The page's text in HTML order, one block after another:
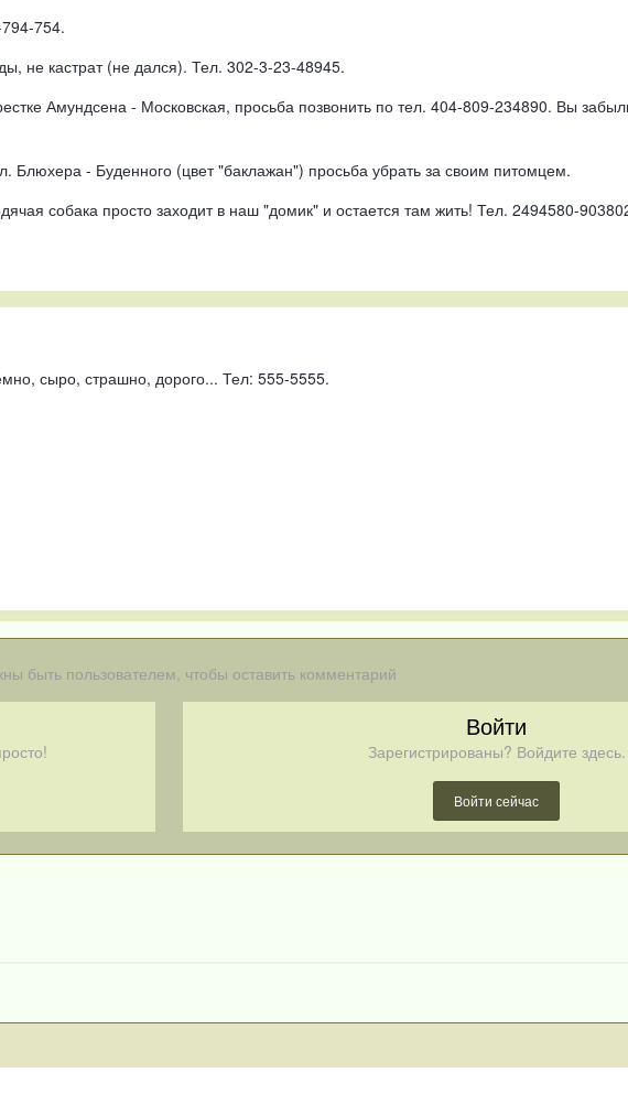
754.
не кастрат (не дался). Тел. 302-3-23-48945.
Амундсена - Московская, просьба позвонить по тел. 404-809-234890. Вы
Блюхера - Буденного (цвет "баклажан") просьба убрать за своим питомцем.
собака просто заходит в наш "домик" и остается там жить! Тел. 2494580-
сыро, страшно, дорого... Тел: 555-5555.
быть пользователем, чтобы оставить комментарий
Войти
Зарегистрированы? Войдите здесь.
Войти сейчас